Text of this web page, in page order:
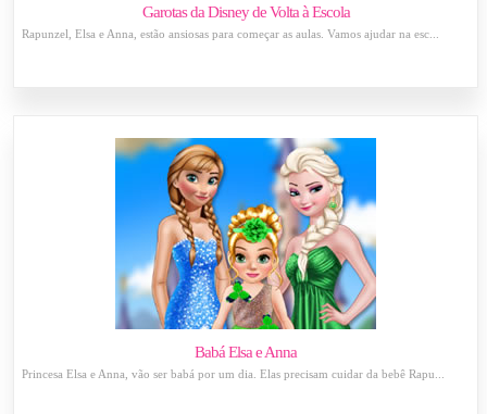
Garotas da Disney de Volta à Escola
Rapunzel, Elsa e Anna, estão ansiosas para começar as aulas. Vamos ajudar na esc...
Babá Elsa e Anna
Princesa Elsa e Anna, vão ser babá por um dia. Elas precisam cuidar da bebê Rapu...